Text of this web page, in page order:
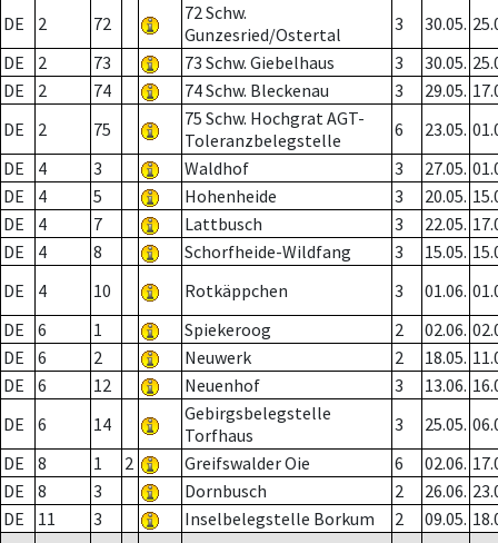
DE 2 72
72 Schw.
Gunzesried/Ostertal
3 30.05.
DE
2 73 73 Schw. Giebelhaus 3 30.05.
DE
2 74 74 Schw. Bleckenau 3 29.05.
DE
2 75
75 Schw. Hochgrat AGT-
Toleranzbelegstelle
6 23.05.
DE
4 3 Waldhof 3 27.05.
DE
4 5 Hohenheide 3 20.05.
DE
4 7 Lattbusch 3 22.05.
DE
4 8 Schorfheide-Wildfang 3 15.05.
DE
4 10 Rotkäppchen 3 01.06.
DE
6 1 Spiekeroog 2 02.06.
DE
6 2 Neuwerk 2 18.05.
DE
6 12 Neuenhof 3 13.06.
DE
6 14
Gebirgsbelegstelle
Torfhaus
3 25.05.
DE
8 1 2 Greifswalder Oie 6 02.06.
DE
8 3 Dornbusch 2 26.06.
DE
11 3 Inselbelegstelle Borkum 2 09.05.